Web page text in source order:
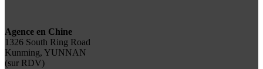
Agence en Chine
1326 South Ring Road
Kunming, YUNNAN
(sur RDV)